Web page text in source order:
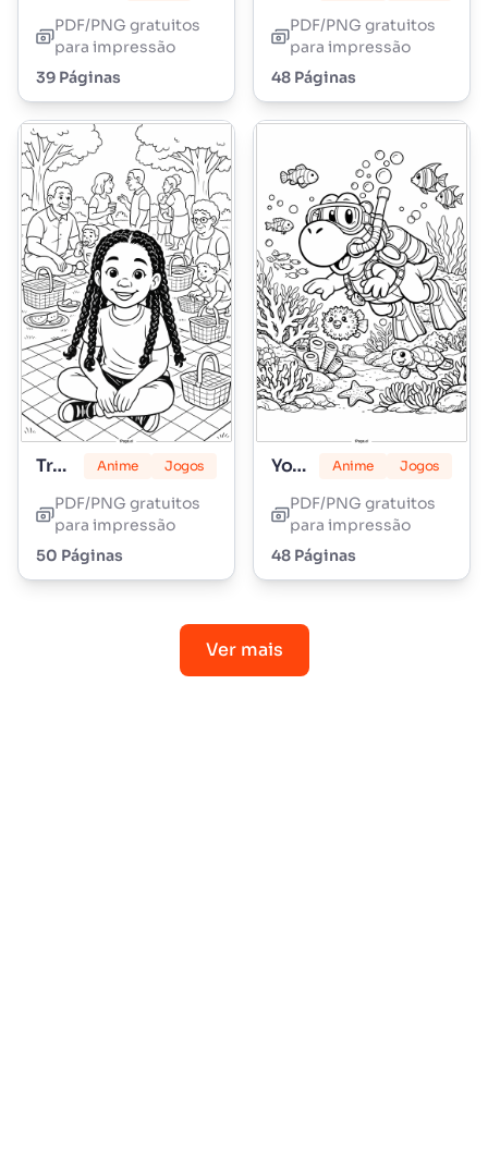
PDF/PNG gratuitos
para impressão
39 Páginas
PDF/PNG gratuitos
para impressão
48 Páginas
Tranças Lily Love Anime Jogos
PDF/PNG gratuitos
para impressão
50 Páginas
Yoshi Anime Jogos
PDF/PNG gratuitos
para impressão
48 Páginas
Ver mais